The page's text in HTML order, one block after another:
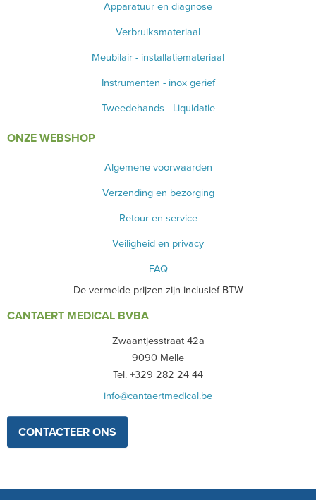
Apparatuur en diagnose
Verbruiksmateriaal
Meubilair - installatiemateriaal
Instrumenten - inox gerief
Tweedehands - Liquidatie
ONZE WEBSHOP
Algemene voorwaarden
Verzending en bezorging
Retour en service
Veiligheid en privacy
FAQ
De vermelde prijzen zijn inclusief BTW
CANTAERT MEDICAL BVBA
Zwaantjesstraat 42a
9090 Melle
Tel. +329 282 24 44
info@cantaertmedical.be
CONTACTEER ONS